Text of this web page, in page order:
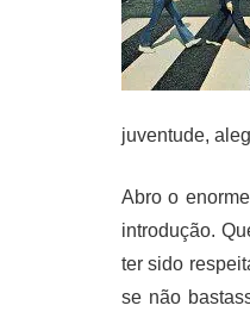
juventude,
Abro o
introdução.
ter sido
se não